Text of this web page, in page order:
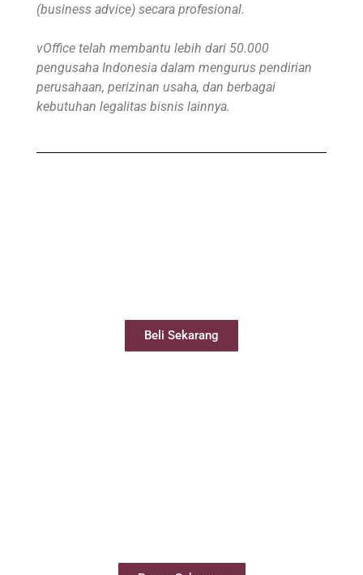
(business advice) secara profesional.
vOffice telah membantu lebih dari 50.000
pengusaha Indonesia dalam mengurus pendirian
perusahaan, perizinan usaha, dan berbagai
kebutuhan legalitas bisnis lainnya.
Beli Sekarang